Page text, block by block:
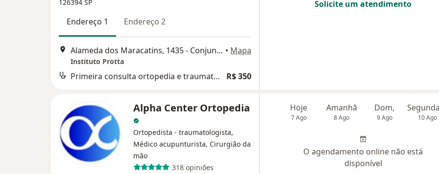
126394 SP
Endereço 1 Endereço 2
Alameda dos Maracatins, 1435 - Conjunto 706, São Paulo • Mapa
Instituto Protta
Primeira consulta ortopedia e traumatologia R$ 350
Solicite um atendimento
Alpha Center Ortopedia
Ortopedista - traumatologista,
Médico acupunturista, Cirurgião da
mão
318 opiniões
Hoje
7 Ago
Amanhã
8 Ago
Dom,
9 Ago 10 Ago
O agendamento online não está
disponível